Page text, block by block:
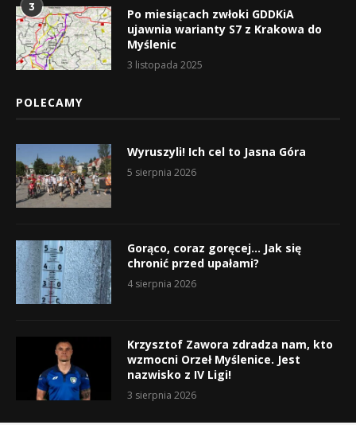
3
Po miesiącach zwłoki GDDKiA
ujawnia warianty S7 z Krakowa do
Myślenic
3 listopada 2025
POLECAMY
Wyruszyli! Ich cel to Jasna Góra
5 sierpnia 2026
Gorąco, coraz goręcej… Jak się
chronić przed upałami?
4 sierpnia 2026
Krzysztof Zawora zdradza nam, kto
wzmocni Orzeł Myślenice. Jest
nazwisko z IV Ligi!
3 sierpnia 2026